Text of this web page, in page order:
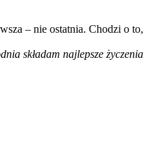
– nie ostatnia. Chodzi o
składam najlepsze